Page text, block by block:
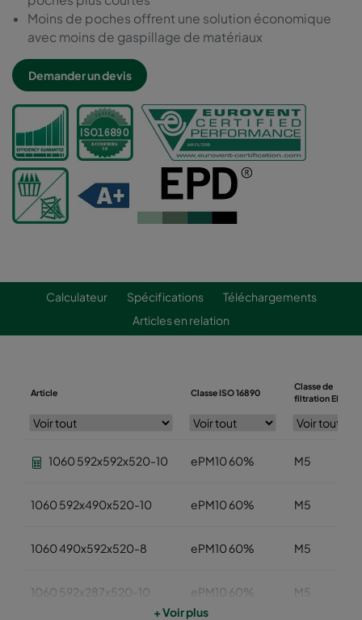
Moins de poches offrent une solution économique
avec moins de gaspillage de matériaux
Demander un devis
Calculateur Spécifications
Téléchargements
Articles en relation
Article Classe ISO 16890
Classe de
filtration EN779
1060 592x592x520-10 ePM10 60% M5
1060 592x490x520-10 ePM10 60% M5
1060 490x592x520-8 ePM10 60% M5
1060 592x287x520-10 ePM10 60% M5
+ Voir plus